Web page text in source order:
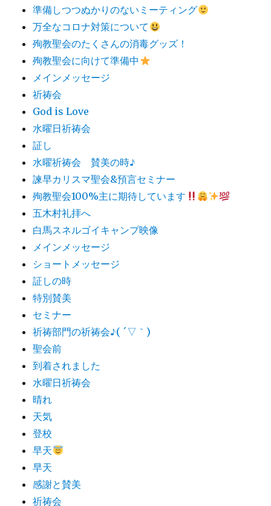
準備しつつぬかりのないミーティング
万全なコロナ対策について
殉教聖会のたくさんの消毒グッズ！
殉教聖会に向けて準備中
メインメッセージ
祈祷会
God is Love
水曜日祈祷会
証し
水曜祈祷会 賛美の時♪
諫早カリスマ聖会&預言セミナー
殉教聖会100%主に期待しています
五木村礼拝へ
白馬スネルゴイキャンプ映像
メインメッセージ
ショートメッセージ
証しの時
特別賛美
セミナー
祈祷部門の祈祷会♪( ´▽｀)
聖会前
到着されました
水曜日祈祷会
晴れ
天気
登校
早天
早天
感謝と賛美
祈祷会